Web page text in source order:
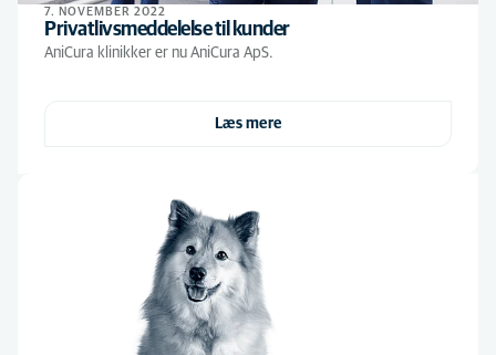
7. NOVEMBER 2022
Privatlivsmeddelelse til kunder
AniCura klinikker er nu AniCura ApS.
Læs mere